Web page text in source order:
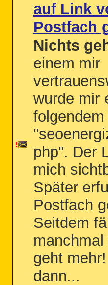
auf Link
Postfach
Nichts
einem mir
wurde mir
php". Der
mich
Später
Postfach
Seitdem
geht
dann...